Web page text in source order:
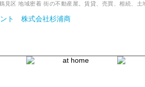
見区 地域密着 街の不動産屋。賃貸、売買、相続、